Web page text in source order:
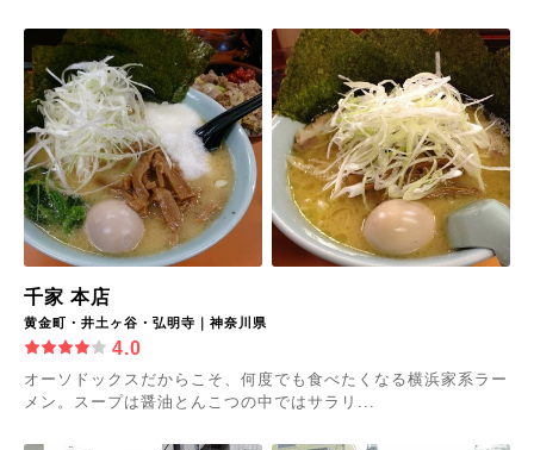
千家 本店
黄金町・井土ヶ谷・弘明寺｜神奈川県
4.0
オーソドックスだからこそ、何度でも食べたくなる横浜家系ラー
メン。スープは醤油とんこつの中ではサラリ...